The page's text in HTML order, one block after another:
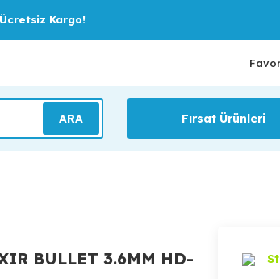
Ücretsiz Kargo!
ARA Fırsat Ürünleri
BULLET 3.6MM HD-